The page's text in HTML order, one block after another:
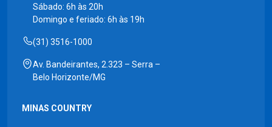
Sábado: 6h às 20h
Domingo e feriado: 6h às 19h
(31) 3516-1000
Av. Bandeirantes, 2.323 – Serra –
Belo Horizonte/MG
MINAS COUNTRY